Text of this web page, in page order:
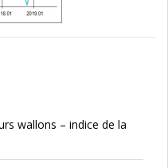
wallons – indice de la